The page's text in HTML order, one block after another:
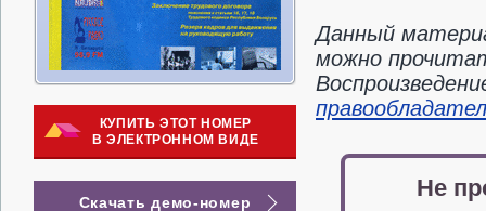
КУПИТЬ ЭТОТ НОМЕР
В ЭЛЕКТРОННОМ ВИДЕ
Скачать демо-номер
Данный
можно
Не